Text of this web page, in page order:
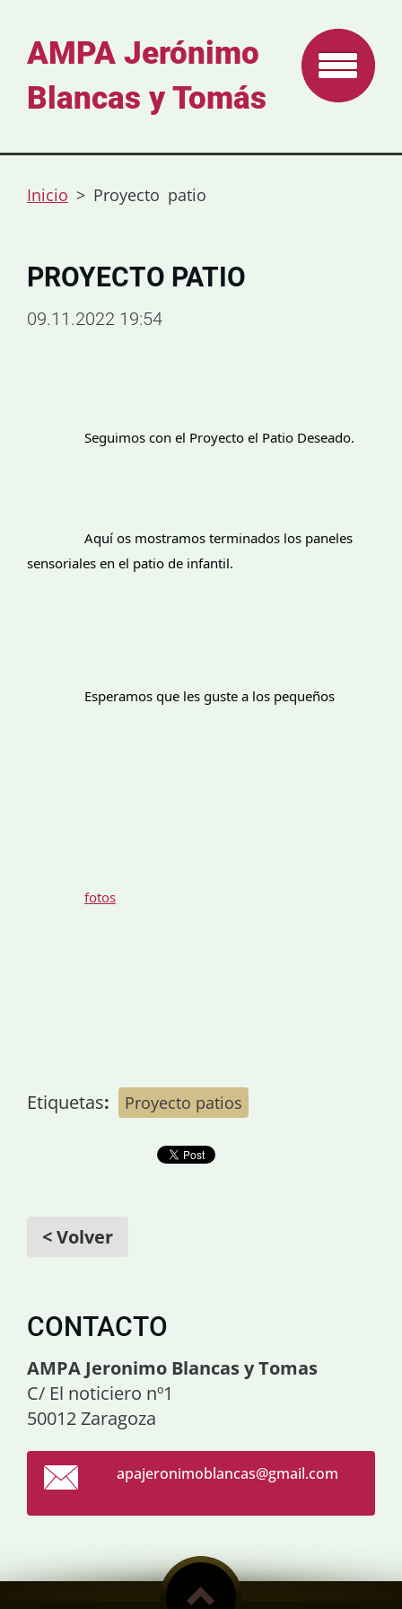
AMPA Jerónimo
Blancas y Tomás
Inicio > Proyecto patio
PROYECTO PATIO
09.11.2022 19:54
		Seguimos con el Proyecto el Patio Deseado.
sensoriales en el patio de infantil.
		Esperamos que les guste a los pequeños
fotos
Etiquetas: Proyecto patios
< Volver
CONTACTO
AMPA Jeronimo Blancas y Tomas
C/ El noticiero nº1
50012 Zaragoza
apajeronimoblancas@gmail.com